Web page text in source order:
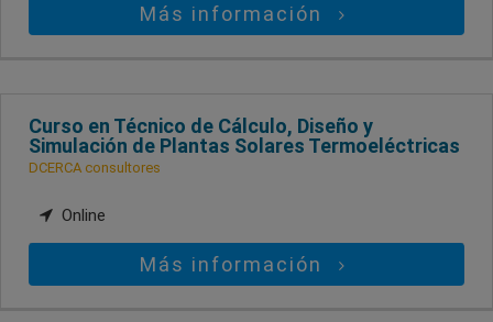
Más información
Curso en Técnico de Cálculo, Diseño y
Simulación de Plantas Solares Termoeléctricas
DCERCA consultores
Online
Más información